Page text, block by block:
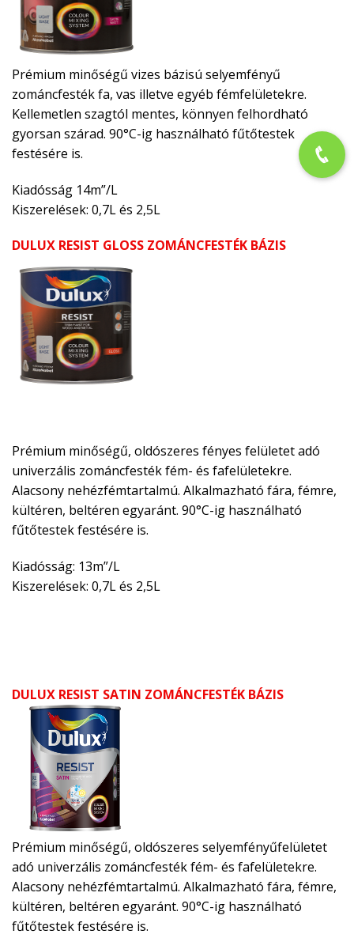
Prémium minőségű vizes bázisú selyemfényű
zománcfesték fa, vas illetve egyéb fémfelületekre.
Kellemetlen szagtól mentes, könnyen felhordható
gyorsan szárad. 90°C-ig használható fűtőtestek
festésére is.
Kiadósság 14m”/L
Kiszerelések: 0,7L és 2,5L
DULUX RESIST GLOSS ZOMÁNCFESTÉK BÁZIS
Prémium minőségű, oldószeres fényes felületet adó
univerzális zománcfesték fém- és fafelületekre.
Alacsony nehézfémtartalmú. Alkalmazható fára, fémre,
kültéren, beltéren egyaránt. 90°C-ig használható
fűtőtestek festésére is.
Kiadósság: 13m”/L
Kiszerelések: 0,7L és 2,5L
DULUX RESIST SATIN ZOMÁNCFESTÉK BÁZIS
Prémium minőségű, oldószeres selyemfényűfelületet
adó univerzális zománcfesték fém- és fafelületekre.
Alacsony nehézfémtartalmú. Alkalmazható fára, fémre,
kültéren, beltéren egyaránt. 90°C-ig használható
fűtőtestek festésére is.